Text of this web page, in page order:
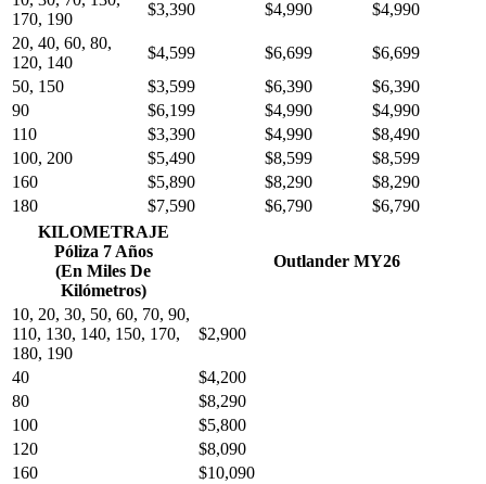
170, 190
$3,390 $4,990
$4,990
20, 40, 60, 80,
120, 140
$4,599 $6,699
$6,699
50, 150
$3,599 $6,390
$6,390
90
$6,199 $4,990
$4,990
110
$3,390 $4,990
$8,490
100, 200
$5,490 $8,599
$8,599
160
$5,890 $8,290
$8,290
180
$7,590 $6,790
$6,790
KILOMETRAJE
Póliza 7 Años
(En Miles De
Kilómetros)
Outlander MY26
10, 20, 30, 50, 60, 70, 90,
110, 130, 140, 150, 170,
180, 190
$2,900
40
$4,200
80
$8,290
100
$5,800
120
$8,090
160
$10,090